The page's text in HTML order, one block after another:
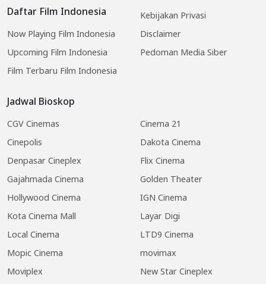
Daftar Film Indonesia
Now Playing Film Indonesia
Upcoming Film Indonesia
Film Terbaru Film Indonesia
Jadwal Bioskop
CGV Cinemas
Cinema 21
Cinepolis
Dakota Cinema
Denpasar Cineplex
Flix Cinema
Gajahmada Cinema
Golden Theater
Hollywood Cinema
IGN Cinema
Kota Cinema Mall
Layar Digi
Local Cinema
LTD9 Cinema
Mopic Cinema
movimax
Moviplex
New Star Cineplex
Kebijakan Privasi
Disclaimer
Pedoman Media Siber